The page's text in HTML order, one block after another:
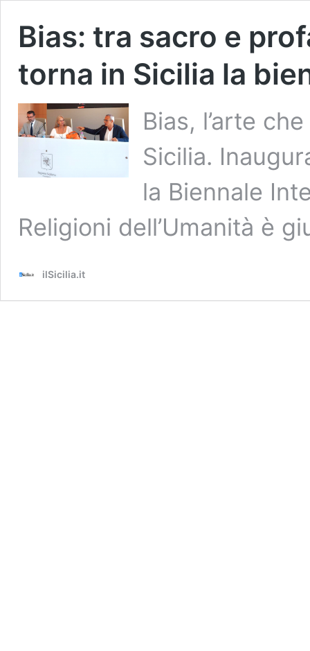
Bias: tra sacro e
torna in Sicilia la
Bias, l’arte
Sicilia.
la Biennale
Religioni dell’Umanità è
ilSicilia.it